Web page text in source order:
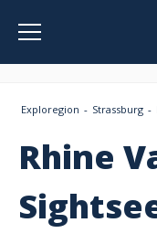
Panneau de gestion
Exploregion Strassburg
Rhine